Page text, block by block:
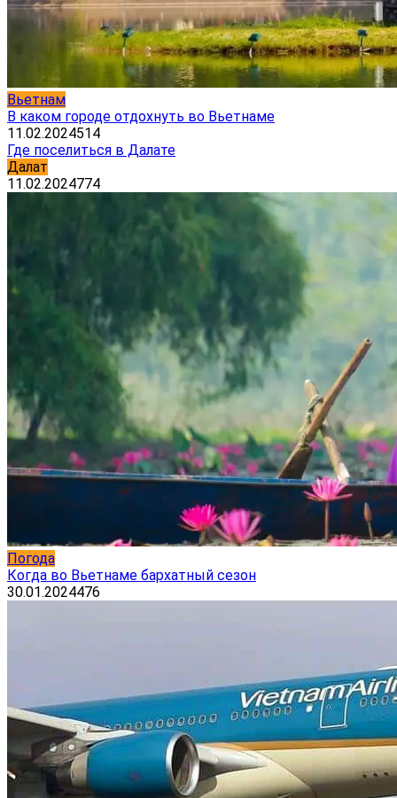
Вьетнам
В каком городе отдохнуть во Вьетнаме
11.02.2024514
Где поселиться в Далате
Далат
11.02.2024774
Погода
Когда во Вьетнаме бархатный сезон
30.01.2024476